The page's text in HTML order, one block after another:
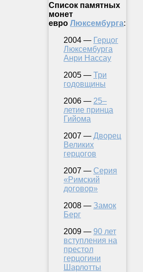
Список памятных
монет
евро Люксембурга:
2004 — Герцог
Люксембурга
Анри Нассау
2005 — Три
годовщины
2006 — 25–
летие принца
Гийома
2007 — Дворец
Великих
герцогов
2007 — Серия
«Римский
договор»
2008 — Замок
Берг
2009 — 90 лет
вступления на
престол
герцогини
Шарлотты